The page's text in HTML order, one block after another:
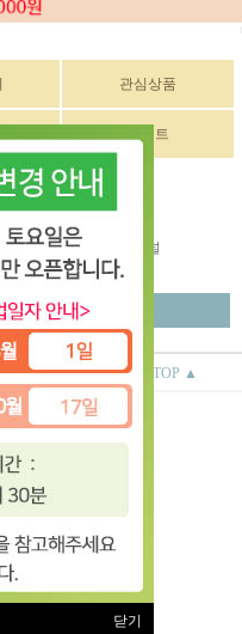
관심상품
이벤트
금계좌정보
270901-04-033114
주: (주)한독인터네셔널
금 택배마감 16:00
결
이용안내 TOP ▲
셔널
호 책임자 : 오상배
81-79618
서울서초-0781호
지 2층)
처리방침
reserved. 닫기